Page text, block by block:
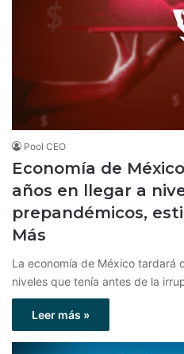
Pool CEO
Economía de
años en llegar a
prepandémicos,
Más
La economía de México tardará
niveles que tenía antes de la
Leer más »